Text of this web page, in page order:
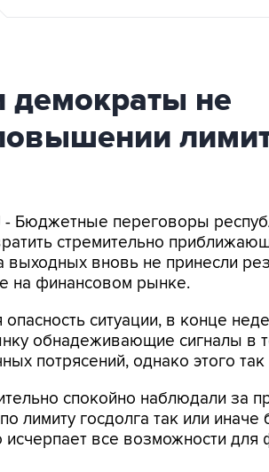
демократы не
- Бюджетные переговоры
стремительно
вновь не принесли
на финансовом рынке.
ситуации, в конце
обнадеживающие сигналы в
потрясений, однако этого
спокойно наблюдали за
лимиту госдолга так или иначе
исчерпает все возможности для